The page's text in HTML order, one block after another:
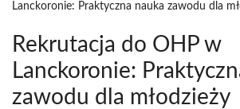
Lanckoronie: Praktyczna nauka zawodu dla
Rekrutacja do OHP w
Lanckoronie:
zawodu dla młodzieży